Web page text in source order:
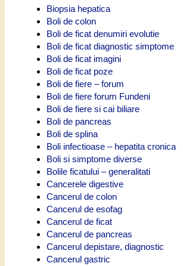
Biopsia hepatica
Boli de colon
Boli de ficat denumiri evolutie
Boli de ficat diagnostic simptome
Boli de ficat imagini
Boli de ficat poze
Boli de fiere – forum
Boli de fiere forum Fundeni
Boli de fiere si cai biliare
Boli de pancreas
Boli de splina
Boli infectioase – hepatita cronica
Boli si simptome diverse
Bolile ficatului – generalitati
Cancerele digestive
Cancerul de colon
Cancerul de esofag
Cancerul de ficat
Cancerul de pancreas
Cancerul depistare, diagnostic
Cancerul gastric